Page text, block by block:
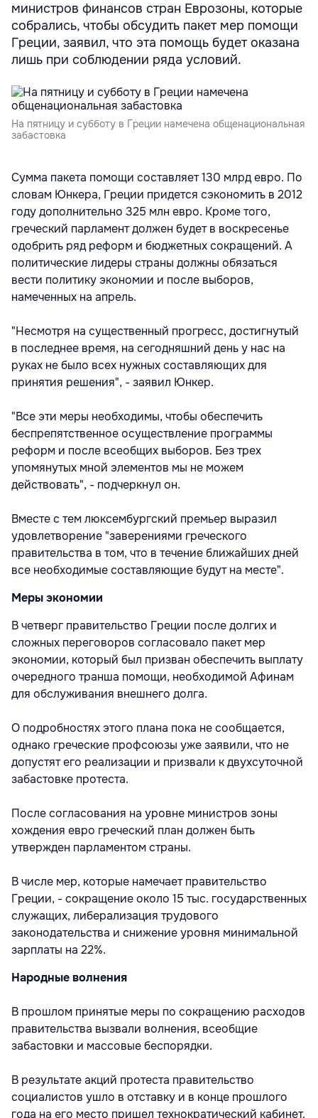
министров финансов стран Еврозоны, которые
собрались, чтобы обсудить пакет мер помощи
Греции, заявил, что эта помощь будет оказана
лишь при соблюдении ряда условий.
На пятницу и субботу в Греции намечена общенациональная
забастовка
Сумма пакета помощи составляет 130 млрд евро. По
словам Юнкера, Греции придется сэкономить в 2012
году дополнительно 325 млн евро. Кроме того,
греческий парламент должен будет в воскресенье
одобрить ряд реформ и бюджетных сокращений. А
политические лидеры страны должны обязаться
вести политику экономии и после выборов,
намеченных на апрель.
"Несмотря на существенный прогресс, достигнутый
в последнее время, на сегодняшний день у нас на
руках не было всех нужных составляющих для
принятия решения", - заявил Юнкер.
"Все эти меры необходимы, чтобы обеспечить
беспрепятственное осуществление программы
реформ и после всеобщих выборов. Без трех
упомянутых мной элементов мы не можем
действовать", - подчеркнул он.
Вместе с тем люксембургский премьер выразил
удовлетворение "заверениями греческого
правительства в том, что в течение ближайших дней
все необходимые составляющие будут на месте".
Меры экономии
В четверг правительство Греции после долгих и
сложных переговоров согласовало пакет мер
экономии, который был призван обеспечить выплату
очередного транша помощи, необходимой Афинам
для обслуживания внешнего долга.
О подробностях этого плана пока не сообщается,
однако греческие профсоюзы уже заявили, что не
допустят его реализации и призвали к двухсуточной
забастовке протеста.
После согласования на уровне министров зоны
хождения евро греческий план должен быть
утвержден парламентом страны.
В числе мер, которые намечает правительство
Греции, - сокращение около 15 тыс. государственных
служащих, либерализация трудового
законодательства и снижение уровня минимальной
зарплаты на 22%.
Народные волнения
В прошлом принятые меры по сокращению расходов
правительства вызвали волнения, всеобщие
забастовки и массовые беспорядки.
В результате акций протеста правительство
социалистов ушло в отставку и в конце прошлого
года на его место пришел технократический кабинет.